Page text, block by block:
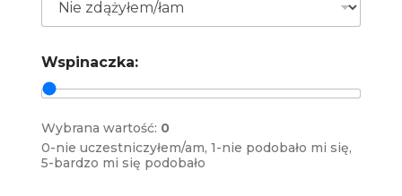
Wspinaczka:
Wybrana wartość: 0
0-nie uczestniczyłem/am, 1-nie podobało mi się,
5-bardzo mi się podobało